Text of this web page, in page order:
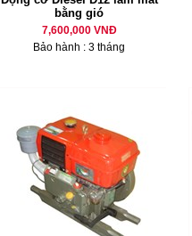
bằng gió
7,600,000 VNĐ
Bảo hành : 3 tháng